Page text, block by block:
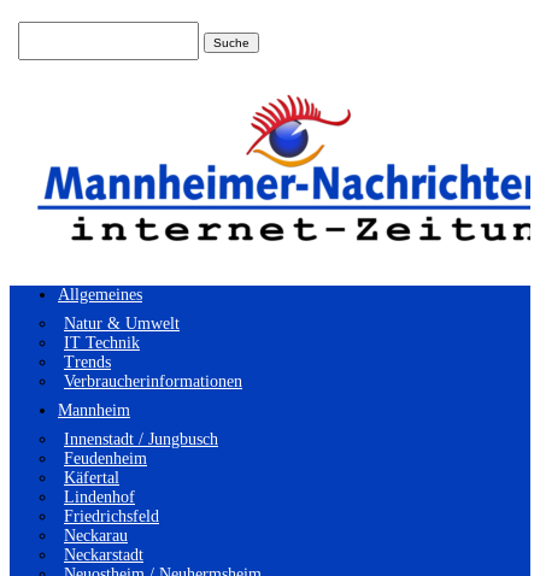
Allgemeines
Natur & Umwelt
IT Technik
Trends
Verbraucherinformationen
Mannheim
Innenstadt / Jungbusch
Feudenheim
Käfertal
Lindenhof
Friedrichsfeld
Neckarau
Neckarstadt